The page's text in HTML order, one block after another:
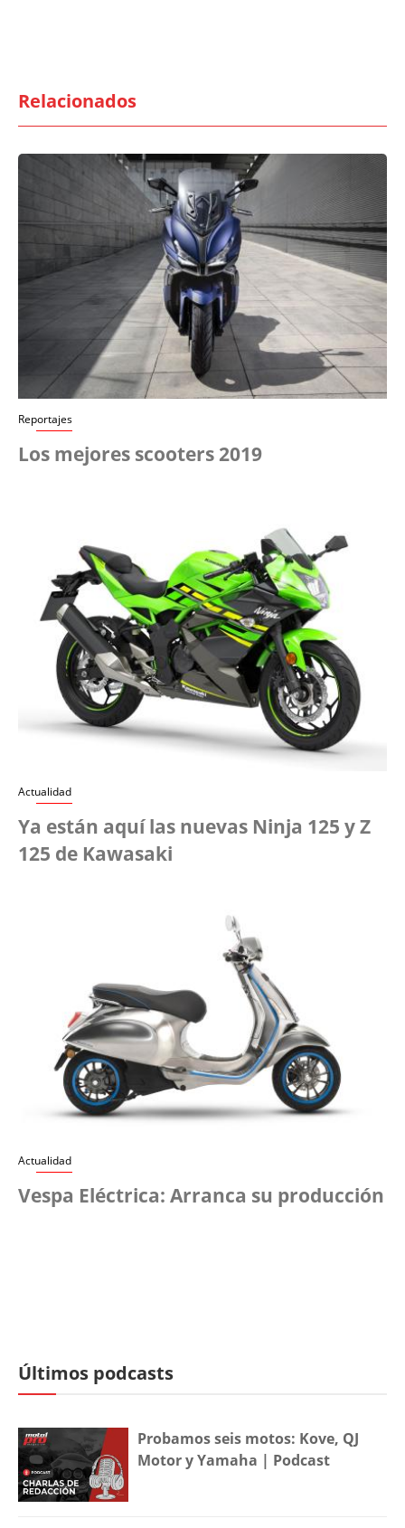
Relacionados
Reportajes
Los mejores scooters 2019
Actualidad
Ya están aquí las nuevas Ninja 125 y Z
125 de Kawasaki
Actualidad
Vespa Eléctrica: Arranca su producción
Últimos podcasts
Probamos seis motos: Kove, QJ
Motor y Yamaha | Podcast